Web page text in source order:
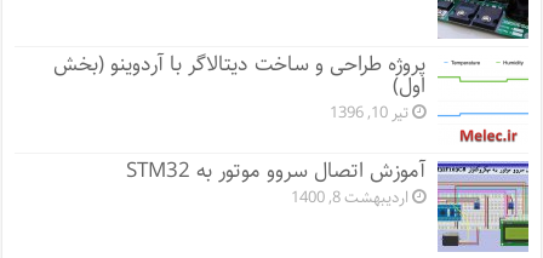
پروژه طراحی و ساخت دیتالاگر با آردوینو (بخش
اول)
تیر 10, 1396
آموزش اتصال سروو موتور به STM32
اردیبهشت 8, 1400